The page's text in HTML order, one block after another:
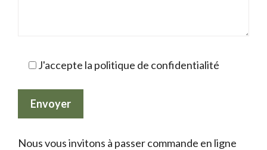
J'accepte la politique de confidentialité
Nous vous invitons à passer commande en ligne